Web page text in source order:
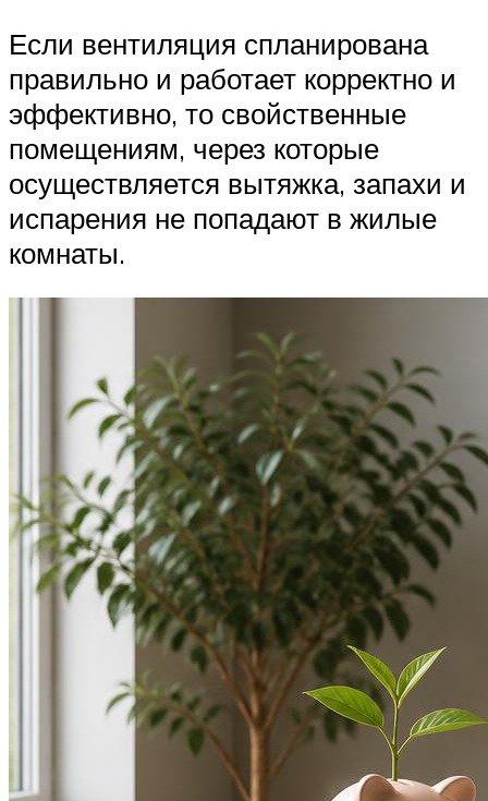
Если вентиляция спланирована
правильно и работает корректно и
эффективно, то свойственные
помещениям, через которые
осуществляется вытяжка, запахи и
испарения не попадают в жилые
комнаты.